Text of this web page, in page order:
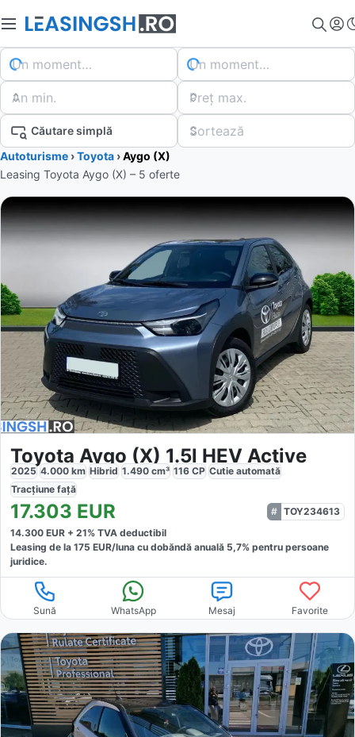
Un moment… Un moment…
An min. Preț max.
Căutare simplă Sortează
Autoturisme ›Toyota ›Aygo (X)
Leasing Toyota Aygo (X) – 5 oferte
Toyota Aygo (X) 1.5l HEV Active
2025 4.000 km Hibrid 1.490 cm³ 116 CP Cutie automată
Tracțiune față
17.303 EUR
TOY234613
14.300 EUR + 21% TVA deductibil
Leasing de la 175 EUR/luna cu dobăndă anuală 5,7% pentru persoane
juridice.
Sună WhatsApp Mesaj Favorite